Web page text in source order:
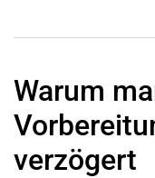
Warum
verzögert